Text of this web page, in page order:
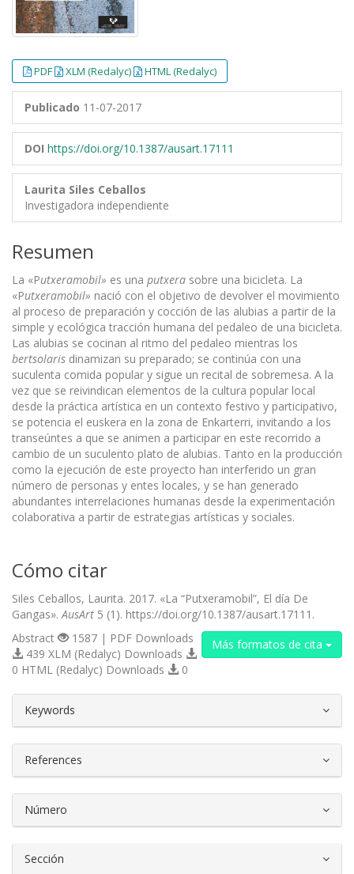
PDF XLM (Redalyc) HTML (Redalyc)
Publicado 11-07-2017
DOI https://doi.org/10.1387/ausart.17111
Laurita Siles Ceballos
Investigadora independiente
Resumen
La «Putxeramobil» es una putxera sobre una bicicleta. La
«Putxeramobil» nació con el objetivo de devolver el movimiento
al proceso de preparación y cocción de las alubias a partir de la
simple y ecológica tracción humana del pedaleo de una bicicleta.
Las alubias se cocinan al ritmo del pedaleo mientras los
bertsolaris dinamizan su preparado; se continúa con una
suculenta comida popular y sigue un recital de sobremesa. A la
vez que se reivindican elementos de la cultura popular local
desde la práctica artística en un contexto festivo y participativo,
se potencia el euskera en la zona de Enkarterri, invitando a los
transeúntes a que se animen a participar en este recorrido a
cambio de un suculento plato de alubias. Tanto en la producción
como la ejecución de este proyecto han interferido un gran
número de personas y entes locales, y se han generado
abundantes interrelaciones humanas desde la experimentación
colaborativa a partir de estrategias artísticas y sociales.
Cómo citar
Siles Ceballos, Laurita. 2017. «La “Putxeramobil”, El día De
Gangas». AusArt 5 (1). https://doi.org/10.1387/ausart.17111.
Más formatos de cita
Abstract
1587 | PDF Downloads
439 XLM (Redalyc) Downloads
0 HTML (Redalyc) Downloads
0
Keywords
References
Número
Sección